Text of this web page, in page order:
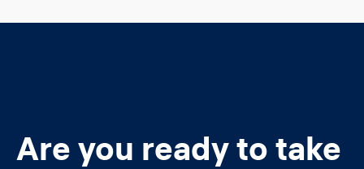
Are you ready to take